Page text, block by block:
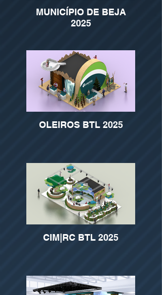
MUNICÍPIO DE BEJA
2025
OLEIROS BTL 2025
CIM|RC BTL 2025